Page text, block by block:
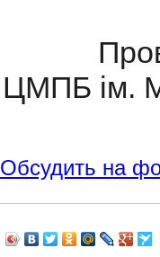
ЦМПБ ім.
Обсудить на